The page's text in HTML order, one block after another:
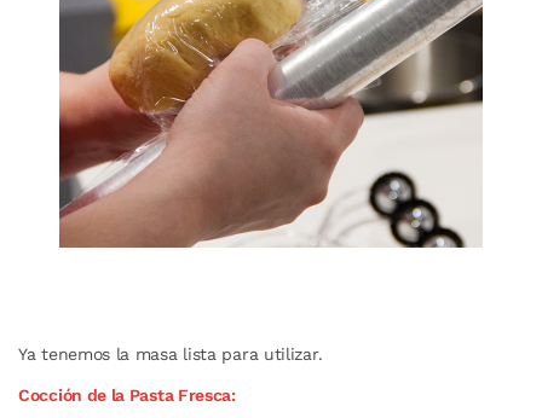
Ya tenemos la masa lista para utilizar.
Cocción de la Pasta Fresca: